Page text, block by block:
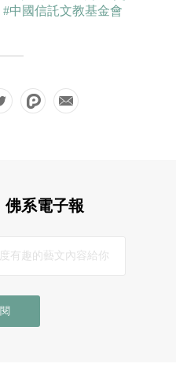
#中國信託文教基金會
佛系電子報